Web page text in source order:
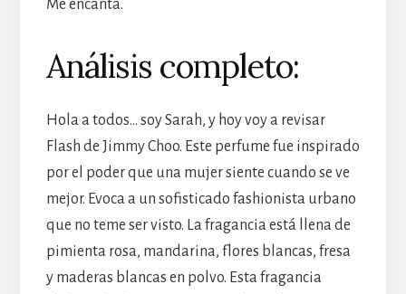
Me encanta.
Análisis completo:
Hola a todos… soy Sarah, y hoy voy a revisar
Flash de Jimmy Choo. Este perfume fue inspirado
por el poder que una mujer siente cuando se ve
mejor. Evoca a un sofisticado fashionista urbano
que no teme ser visto. La fragancia está llena de
pimienta rosa, mandarina, flores blancas, fresa
y maderas blancas en polvo. Esta fragancia